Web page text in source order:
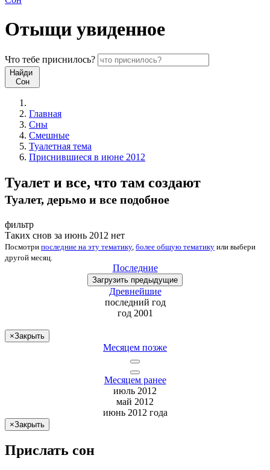
Отыщи увиденное
Что тебе приснилось?
Найди
Сон
Главная
Сны
Смешные
Туалетная тема
Приснившиеся в июне 2012
Туалет и все, что там создают
Туалет, дерьмо и все подобное
фильтр
Таких снов за июнь 2012 нет
Посмотри последние на эту тематику, более общую тематику или выбери
другой месяц
Последние
Загрузить предыдущие
Древнейшие
последний год
год 2001
×Закрыть
Месяцем позже
Месяцем ранее
июль 2012
май 2012
июнь 2012 года
×Закрыть
Прислать сон